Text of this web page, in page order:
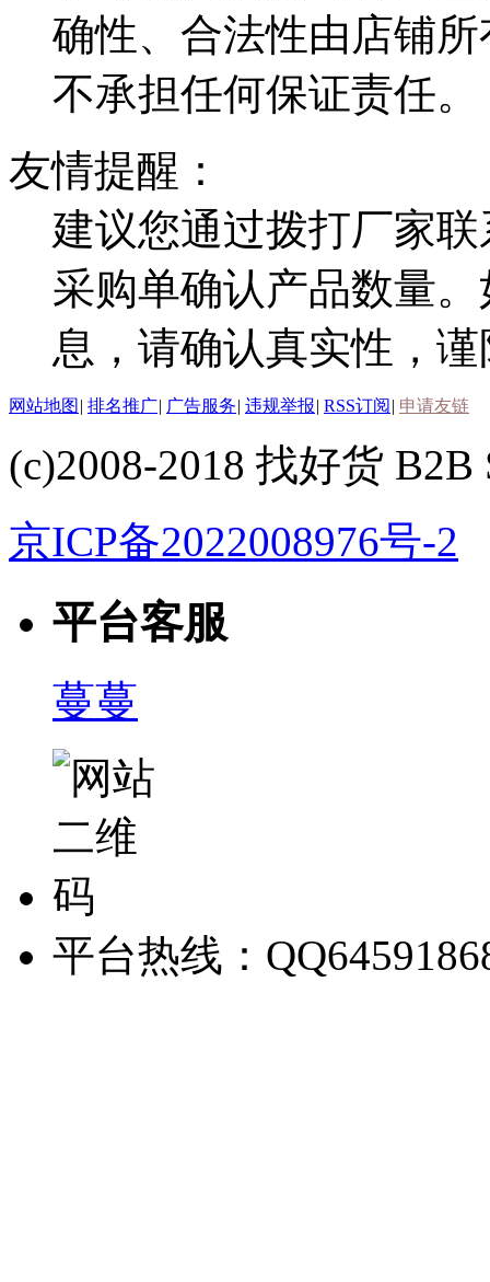
确性、合法性由店铺
不承担任何保证责任。
友情提醒：
建议您通过拨打厂家
采购单确认产品数量
息，请确认真实性，
网站地图 | 排名推广| 广告服务| 违规举报| RSS订阅 | 申请友链
(c)2008-2018 找好货 B2B
京ICP备2022008976号-2
平台客服
蔓蔓
平台热线：